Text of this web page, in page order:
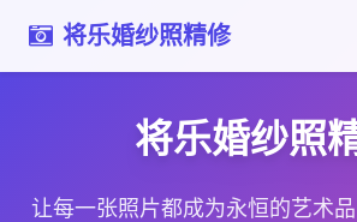
将乐婚纱照精修
将乐婚纱照
让每一张照片都成为永恒的艺术